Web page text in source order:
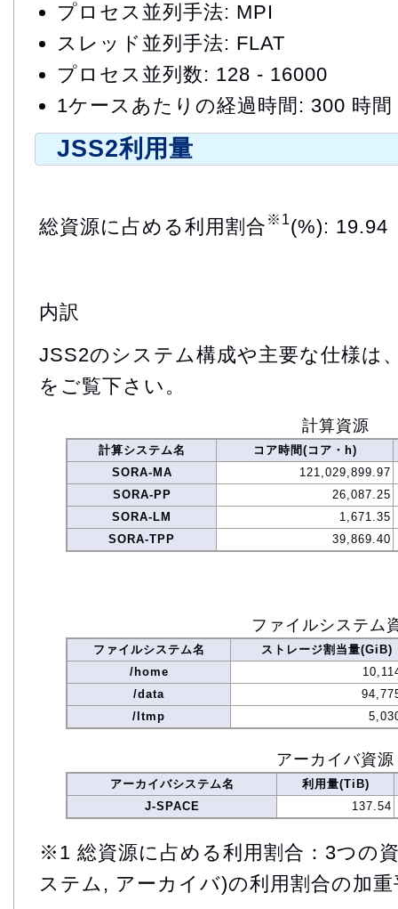
プロセス並列手法: MPI
スレッド並列手法: FLAT
プロセス並列数: 128 - 16000
1ケースあたりの経過時間: 300 時間
JSS2利用量
総資源に占める利用割合 ※1(%): 19.94
内訳
JSS2のシステム構成や主要な仕様は
をご覧下さい。
計算資源
計算システム名
コア時間(コア・h)
SORA-MA
121,029,899.97
SORA-PP
26,087.25
SORA-LM
1,671.35
SORA-TPP
39,869.40
ファイルシステム
ファイルシステム名
ストレージ割当量(GiB)
/home
/data
/ltmp
アーカイバ資源
アーカイバシステム名
利用量(TiB)
J-SPACE
137.54
※1 総資源に占める利用割合：3つの
ステム, アーカイバ)の利用割合の加重